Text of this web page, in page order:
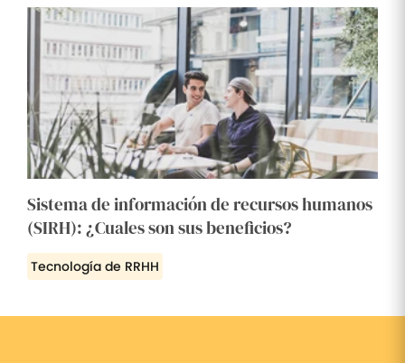
Sistema de información de recursos humanos
(SIRH): ¿Cuales son sus beneficios?
Tecnología de RRHH